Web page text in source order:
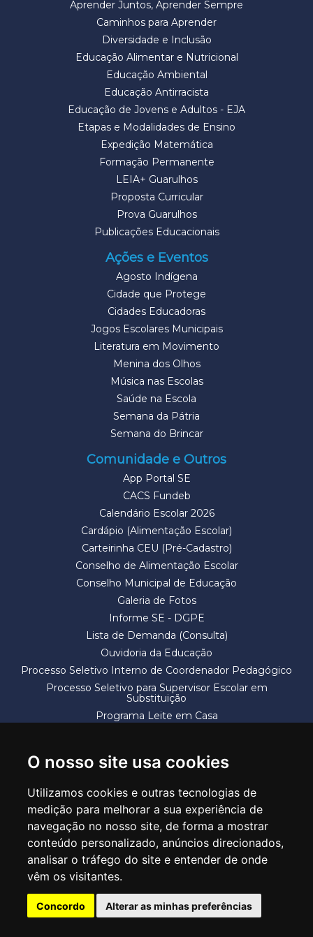
O nosso site usa cookies
Utilizamos cookies e outras tecnologias de
medição para melhorar a sua experiência de
navegação no nosso site, de forma a mostrar
conteúdo personalizado, anúncios direcionados,
analisar o tráfego do site e entender de onde
vêm os visitantes.
Concordo Alterar as minhas preferências
Aprender Juntos, Aprender Sempre
Caminhos para Aprender
Diversidade e Inclusão
Educação Alimentar e Nutricional
Educação Ambiental
Educação Antirracista
Educação de Jovens e Adultos - EJA
Etapas e Modalidades de Ensino
Expedição Matemática
Formação Permanente
LEIA+ Guarulhos
Proposta Curricular
Prova Guarulhos
Publicações Educacionais
Ações e Eventos
Agosto Indígena
Cidade que Protege
Cidades Educadoras
Jogos Escolares Municipais
Literatura em Movimento
Menina dos Olhos
Música nas Escolas
Saúde na Escola
Semana da Pátria
Semana do Brincar
Comunidade e Outros
App Portal SE
CACS Fundeb
Calendário Escolar 2026
Cardápio (Alimentação Escolar)
Carteirinha CEU (Pré-Cadastro)
Conselho de Alimentação Escolar
Conselho Municipal de Educação
Galeria de Fotos
Informe SE - DGPE
Lista de Demanda (Consulta)
Ouvidoria da Educação
Processo Seletivo Interno de Coordenador Pedagógico
Processo Seletivo para Supervisor Escolar em
Substituição
Programa Leite em Casa
SECRETARIA DE EDUCAÇÃO
Rua Claudino Barbosa, 313 - Macedo - Guarulhos/SP CEP 07113-040
Central de Atendimento: *55 11 2475-7300